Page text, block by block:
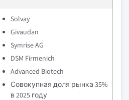
Solvay
Givaudan
Symrise AG
DSM Firmenich
Advanced Biotech
Совокупная доля рынка 35%
в 2025 году